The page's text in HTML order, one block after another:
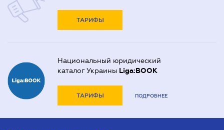
ТАРИФЫ
Национальный юридический
каталог Украины Liga:BOOK
ТАРИФЫ ПОДРОБНЕЕ